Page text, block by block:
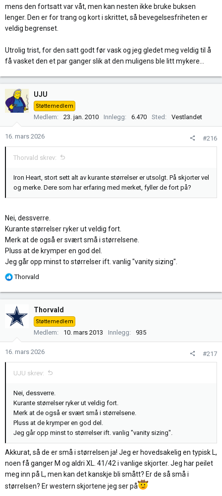
mens den fortsatt var våt, men kan nesten ikke bruke buksen
lenger. Den er for trang og kort i skrittet, så bevegelsesfriheten er
veldig begrenset.
Utrolig trist, for den satt godt før vask og jeg gledet meg veldig til å
få vasket den et par ganger slik at den muligens ble litt mykere...
UJU
Støttemedlem
Medlem 23. jan. 2010 Innlegg 6.470 Sted Vestlandet
16. mars 2026 #216
Thorvald skrev:
Iron Heart, stort sett alt av kurante størrelser er utsolgt. På skjorter vel
og merke. Dere som har erfaring med merket, fyller de fort på?
Nei, dessverre.
Kurante størrelser ryker ut veldig fort.
Merk at de også er svært små i størrelsene.
Pluss at de krymper en god del.
Jeg går opp minst to størrelser ift. vanlig "vanity sizing".
R
k
s
j
e
:
Thorvald
Thorvald
Støttemedlem
Medlem 10. mars 2013 Innlegg 935
16. mars 2026 #217
UJU skrev:
Nei, dessverre.
Kurante størrelser ryker ut veldig fort.
Merk at de også er svært små i størrelsene.
Pluss at de krymper en god del.
Jeg går opp minst to størrelser ift. vanlig "vanity sizing".
Akkurat, så de er små i størrelsen ja! Jeg er hovedsakelig en typisk L,
noen få ganger M og aldri XL. 41/42 i vanlige skjorter. Jeg har peilet
meg inn på L, men kan det kanskje bli smått? Er de så små i
størrelsen? Er western skjortene jeg ser på